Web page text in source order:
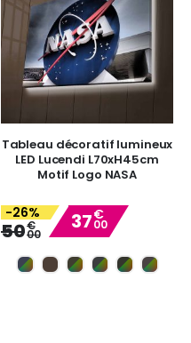
Tableau décoratif lumineux
LED Lucendi L70xH45cm
Motif Logo NASA
-26%
50€
00
Special
Price
37€
00